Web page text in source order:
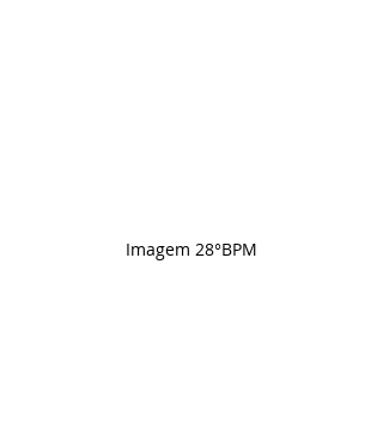
Imagem 28°BPM